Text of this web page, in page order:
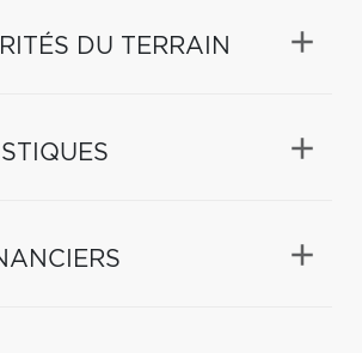
DU TERRAIN